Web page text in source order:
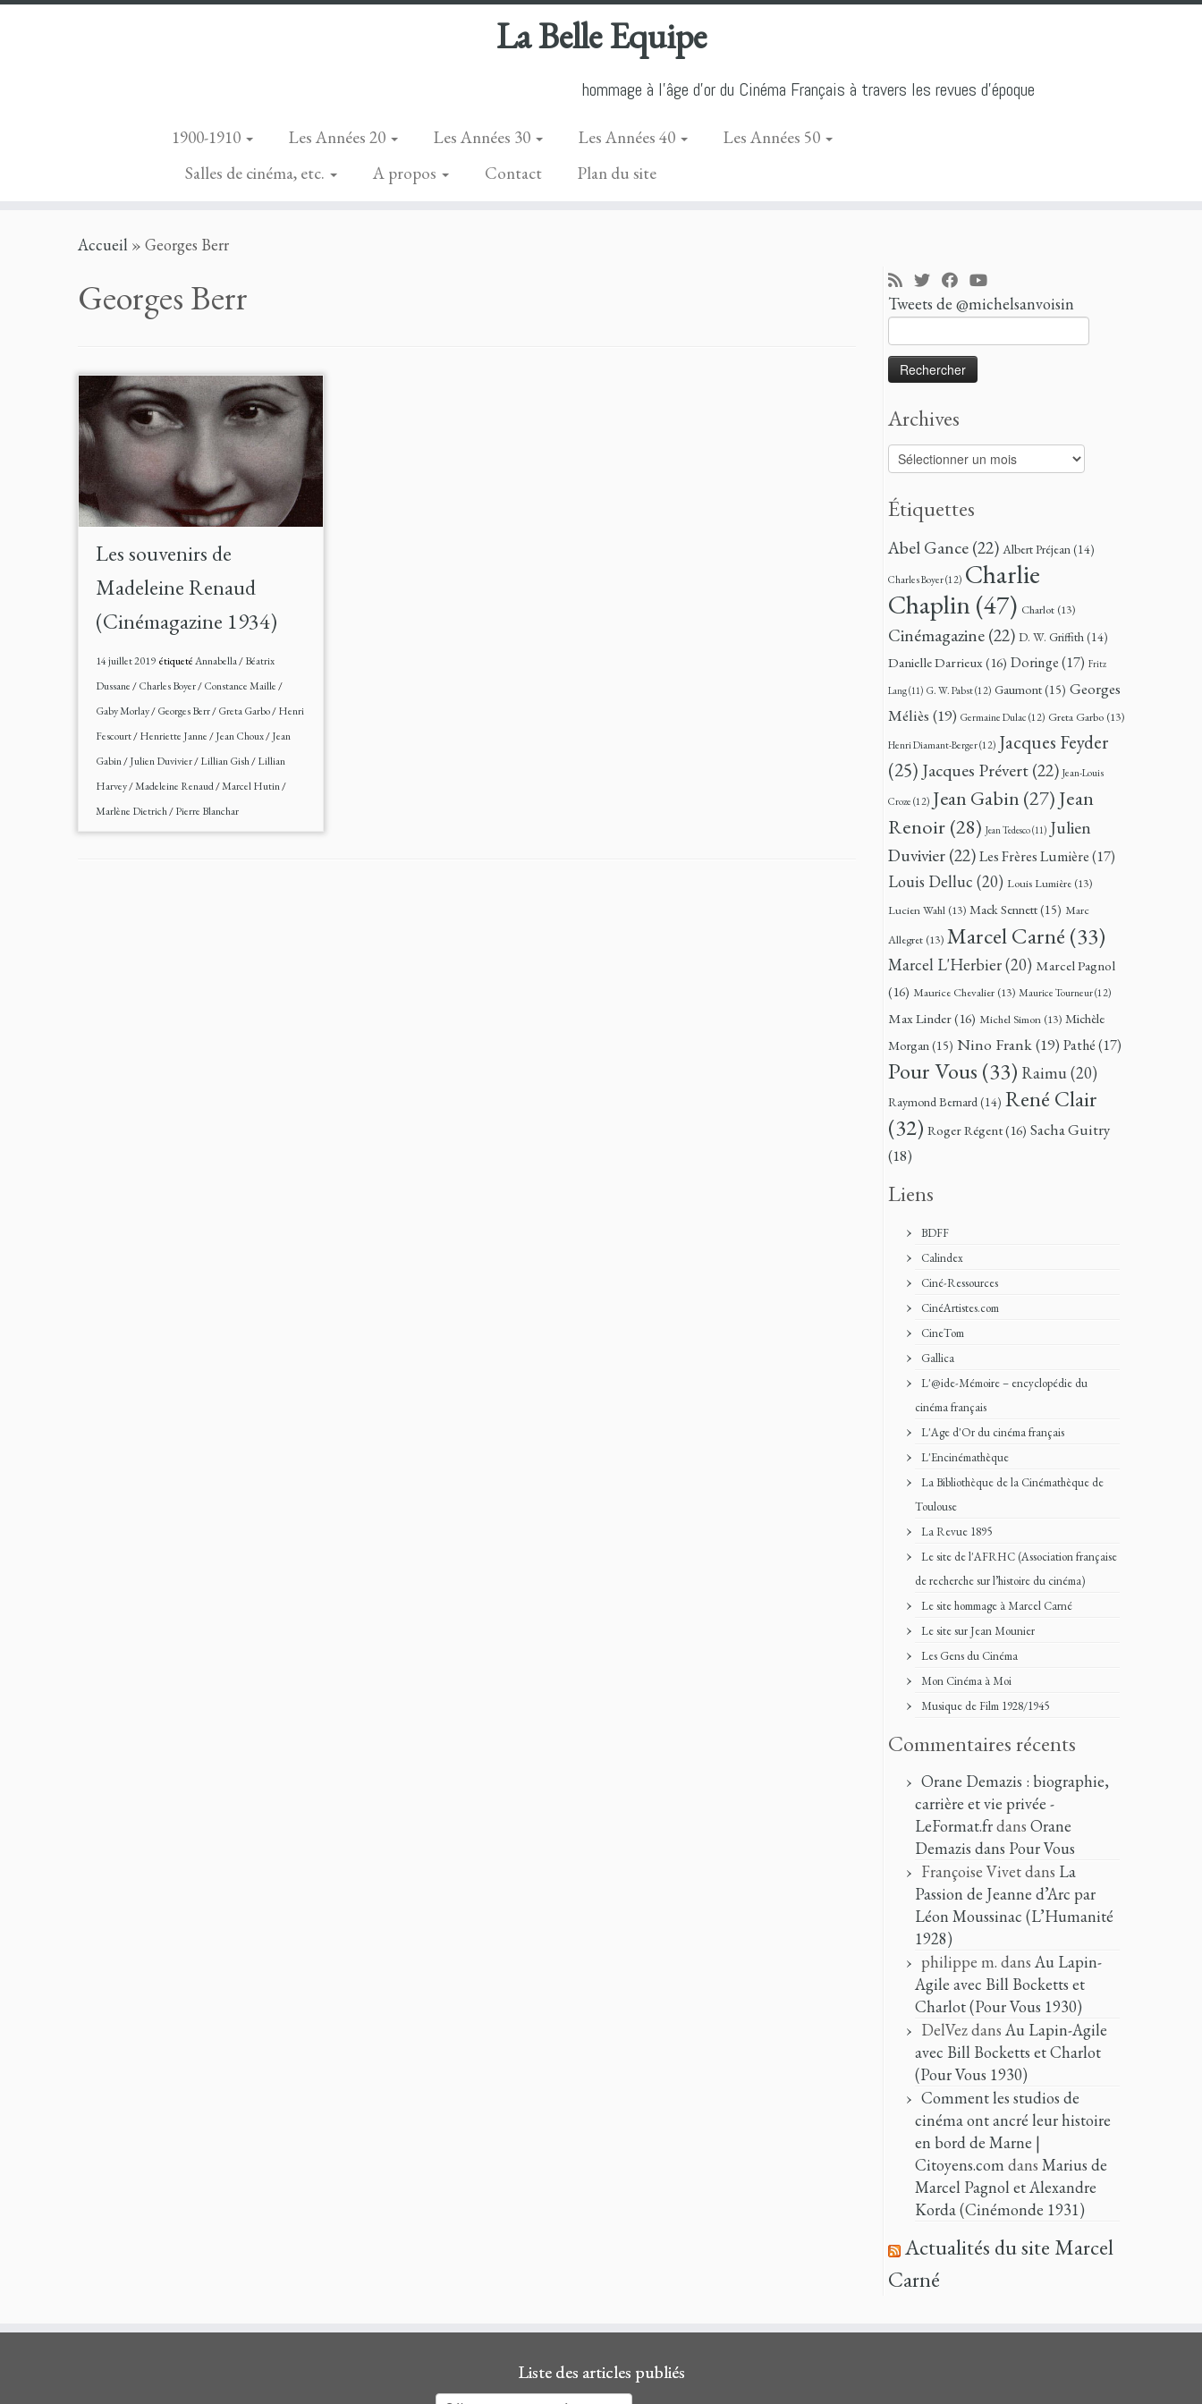
La Belle Equipe
hommage à l'âge d'or du Cinéma Français à travers les revues d'époque
1900-1910 Les Années 20 Les Années 30 Les Années 40
Les Années 50
Salles de cinéma, etc.
A propos Contact Plan du site
Accueil » Georges Berr
Georges Berr
Les souvenirs de
Madeleine Renaud
(Cinémagazine 1934)
14 juillet 2019 étiquetéAnnabella/Béatrix
Dussane/Charles Boyer/Constance Maille/
Gaby Morlay/Georges Berr/Greta Garbo/Henri
Fescourt/Henriette Janne/Jean Choux/Jean
Gabin/Julien Duvivier/Lillian Gish/Lillian
Harvey/Madeleine Renaud/Marcel Hutin/
Marlène Dietrich/Pierre Blanchar
Tweets de @michelsanvoisin
Archives
Archives
Étiquettes
Abel Gance(22) Albert Préjean(14)
Charles Boyer(12) Charlie
Chaplin(47) Charlot (13)
Cinémagazine(22) D. W. Griffith(14)
Danielle Darrieux(16) Doringe(17) Fritz
Lang(11) G. W. Pabst(12) Gaumont(15) Georges
Méliès (19) Germaine Dulac (12) Greta Garbo (13)
Henri Diamant-Berger(12) Jacques Feyder
(25) Jacques Prévert(22) Jean-Louis
Croze (12) Jean Gabin (27) Jean
Renoir (28) Jean Tedesco(11) Julien
Duvivier(22)Les Frères Lumière(17)
Louis Delluc (20) Louis Lumière (13)
Lucien Wahl (13) Mack Sennett(15) Marc
Allegret (13) Marcel Carné (33)
Marcel L'Herbier(20) Marcel Pagnol
(16) Maurice Chevalier (13) Maurice Tourneur(12)
Max Linder(16) Michel Simon (13) Michèle
Morgan(15) Nino Frank(19) Pathé(17)
Pour Vous (33) Raimu(20)
Raymond Bernard(14) René Clair
(32) Roger Régent(16) Sacha Guitry
(18)
Liens
BDFF
Calindex
Ciné-Ressources
CinéArtistes.com
CineTom
Gallica
L'@ide-Mémoire – encyclopédie du
cinéma français
L'Age d'Or du cinéma français
L'Encinémathèque
La Bibliothèque de la Cinémathèque de
Toulouse
La Revue 1895
Le site de l'AFRHC (Association française
de recherche sur l’histoire du cinéma)
Le site hommage à Marcel Carné
Le site sur Jean Mounier
Les Gens du Cinéma
Mon Cinéma à Moi
Musique de Film 1928/1945
Commentaires récents
Orane Demazis : biographie,
carrière et vie privée -
LeFormat.frdans Orane
Demazis dans Pour Vous
Françoise Vivetdans La
Passion de Jeanne d’Arc par
Léon Moussinac (L’Humanité
1928)
philippe m. dans Au Lapin-
Agile avec Bill Bocketts et
Charlot (Pour Vous 1930)
DelVezdans Au Lapin-Agile
avec Bill Bocketts et Charlot
(Pour Vous 1930)
Comment les studios de
cinéma ont ancré leur histoire
en bord de Marne |
Citoyens.comdans Marius de
Marcel Pagnol et Alexandre
Korda (Cinémonde 1931)
Actualités du site Marcel
Carné
Liste des articles publiés